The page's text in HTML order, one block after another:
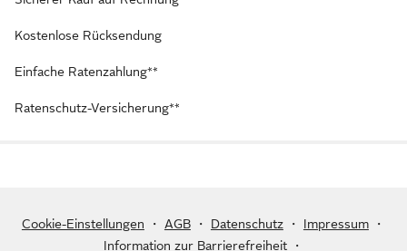
Kostenlose Rücksendung
Einfache Ratenzahlung**
Ratenschutz-Versicherung**
Cookie-Einstellungen ・ AGB ・ Datenschutz ・ Impressum
・
Information zur Barrierefreiheit
・